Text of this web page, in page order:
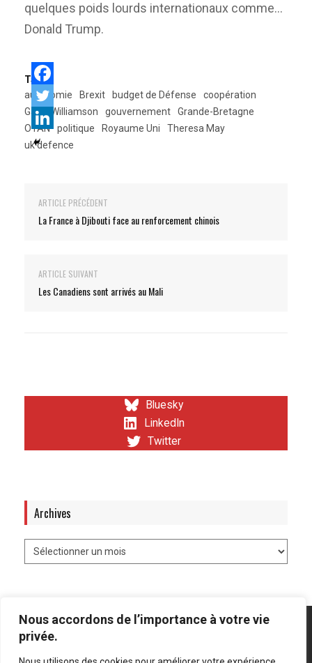
Nous accordons de l’importance à votre vie
privée.
quelques poids lourds internationaux comme…
Donald Trump.
Tags:
autonomie
Brexit budget de Défense
coopération
Gavin Williamson
gouvernement
Grande-Bretagne
OTAN
politique Royaume Uni
Theresa May
uk defence
ARTICLE PRÉCÉDENT
La France à Djibouti face au renforcement chinois
ARTICLE SUIVANT
Les Canadiens sont arrivés au Mali
Bluesky
LinkedIn
Twitter
Archives